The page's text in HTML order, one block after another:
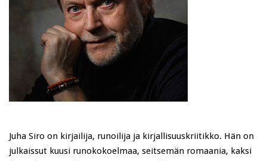
Juha Siro on kirjailija, runoilija ja kirjallisuuskriitikko. Hän on
julkaissut kuusi runokokoelmaa, seitsemän romaania, kaksi